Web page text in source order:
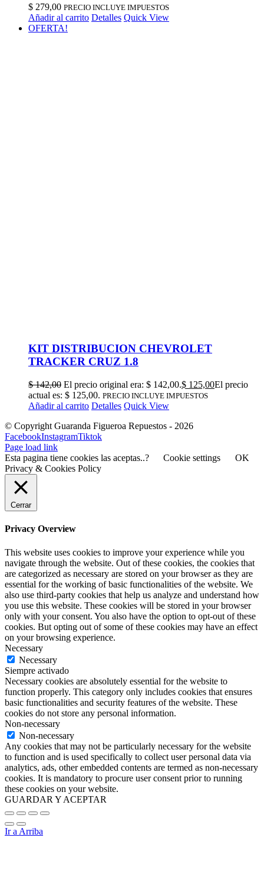
$ 279,00 PRECIO INCLUYE IMPUESTOS
Añadir al carrito Detalles Quick View
OFERTA!
KIT DISTRIBUCION CHEVROLET
TRACKER CRUZ 1.8
$142,00 El precio original era: $ 142,00.$ 125,00El precio
actual es: $ 125,00. PRECIO INCLUYE IMPUESTOS
Añadir al carrito Detalles Quick View
© Copyright Guaranda Figueroa Repuestos - 2026
FacebookInstagramTiktok
Page load link
Esta pagina tiene cookies las aceptas..?
Cookie settings
OK
Privacy & Cookies Policy
Cerrar
Privacy Overview
This website uses cookies to improve your experience while you
navigate through the website. Out of these cookies, the cookies that
are categorized as necessary are stored on your browser as they are
essential for the working of basic functionalities of the website. We
also use third-party cookies that help us analyze and understand how
you use this website. These cookies will be stored in your browser
only with your consent. You also have the option to opt-out of these
cookies. But opting out of some of these cookies may have an effect
on your browsing experience.
Necessary
Necessary
Siempre activado
Necessary cookies are absolutely essential for the website to
function properly. This category only includes cookies that ensures
basic functionalities and security features of the website. These
cookies do not store any personal information.
Non-necessary
Non-necessary
Any cookies that may not be particularly necessary for the website
to function and is used specifically to collect user personal data via
analytics, ads, other embedded contents are termed as non-necessary
cookies. It is mandatory to procure user consent prior to running
these cookies on your website.
GUARDAR Y ACEPTAR
Ir a Arriba